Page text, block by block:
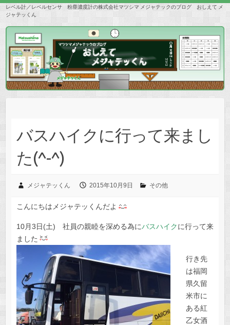
レベル計／レベルセンサ 粉塵濃度計の株式会社マツシマ メジャテックのブログ おしえて メ
ジャテッくん
バスハイクに行って来まし
た(^-^)
メジャテッくん 2015年10月9日 その他
こんにちはメジャテッくんだよ
10月3日(土) 社員の親睦を深める為にバスハイクに行って来
ました
行き先
は福岡
県久留
米市に
ある紅
乙女酒